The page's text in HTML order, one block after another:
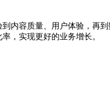
内容质量、用户体验，再
，实现更好的业务增长。